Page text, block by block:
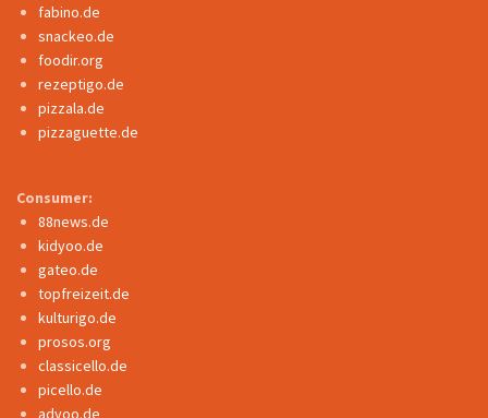
fabino.de
snackeo.de
foodir.org
rezeptigo.de
pizzala.de
pizzaguette.de
Consumer:
88news.de
kidyoo.de
gateo.de
topfreizeit.de
kulturigo.de
prosos.org
classicello.de
picello.de
adyoo.de